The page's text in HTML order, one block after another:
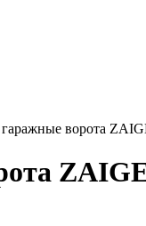
ворота